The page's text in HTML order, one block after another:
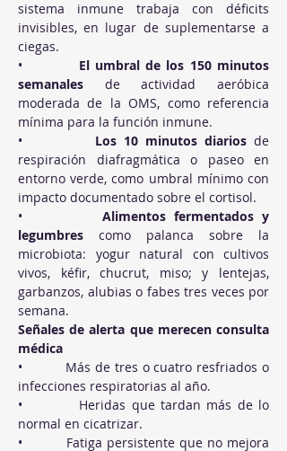
sistema inmune trabaja con déficits
invisibles, en lugar de suplementarse a
ciegas.
• El umbral de los 150 minutos
semanales de actividad aeróbica
moderada de la OMS, como referencia
mínima para la función inmune.
• Los 10 minutos diarios de
respiración diafragmática o paseo en
entorno verde, como umbral mínimo con
impacto documentado sobre el cortisol.
• Alimentos fermentados y
legumbres como palanca sobre la
microbiota: yogur natural con cultivos
vivos, kéfir, chucrut, miso; y lentejas,
garbanzos, alubias o fabes tres veces por
semana.
Señales de alerta que merecen consulta
médica
•          Más de tres o cuatro resfriados o
infecciones respiratorias al año.
•          Heridas que tardan más de lo
normal en cicatrizar.
•          Fatiga persistente que no mejora